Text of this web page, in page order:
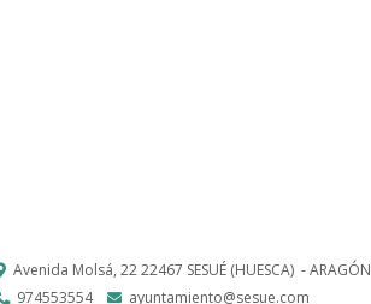
Avenida Molsá, 2222467 SESUÉ (HUESCA) - ARAGÓN
974553554
ayuntamiento@sesue.com